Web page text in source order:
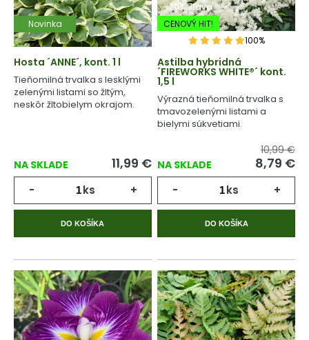
Novinka
Hosta ´ANNE´, kont. 1 l
Tieňomilná trvalka s lesklými
zelenými listami so žltým,
neskôr žltobielym okrajom.
NA SKLADE 11,99 €
- ks +
DO KOŠÍKA
-20% Zľava
CENOVÝ HIT!
100%
Astilba hybridná
´FIREWORKS WHITE®´ kont.
1,5 l
Výrazná tieňomilná trvalka s
tmavozelenými listami a
bielymi súkvetiami.
NA SKLADE
10,99 €
8,79 €
- ks +
DO KOŠÍKA